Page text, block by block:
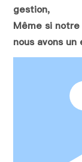
gestion,
Même si
nous avons